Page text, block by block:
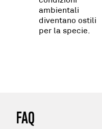
ambientali
diventano ostili
per la specie.
FAQ